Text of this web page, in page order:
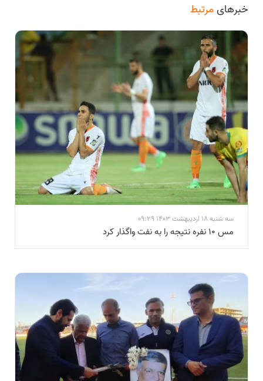
خبرهایمرتبط
سه شنبه 18 اردیبهشت 1403 09:29
مس ۱۰ نفره نتیجه را به نفت واگذار کرد